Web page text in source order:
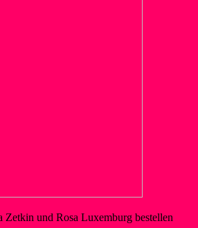
Zetkin und Rosa Luxemburg bestellen